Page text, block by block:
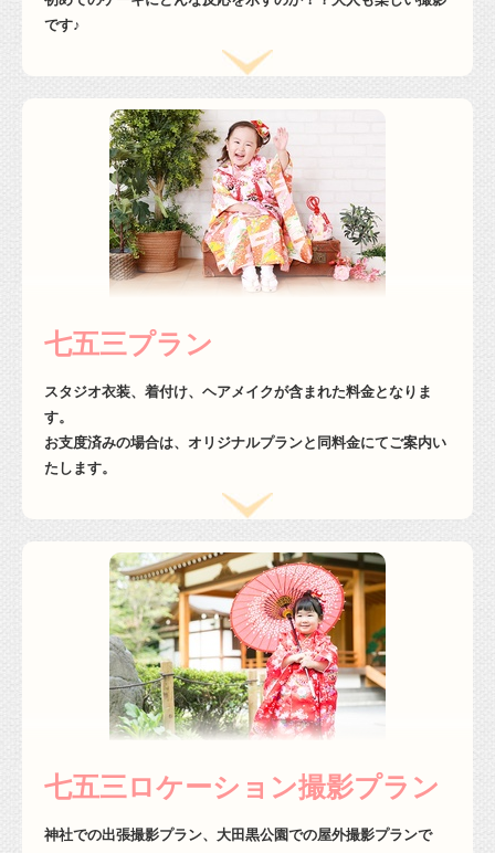
です♪
七五三プラン
スタジオ衣装、着付け、ヘアメイクが含まれた料金となりま
す。
お支度済みの場合は、オリジナルプランと同料金にてご案内い
たします。
七五三ロケーション撮影プラン
神社での出張撮影プラン、大田黒公園での屋外撮影プランで